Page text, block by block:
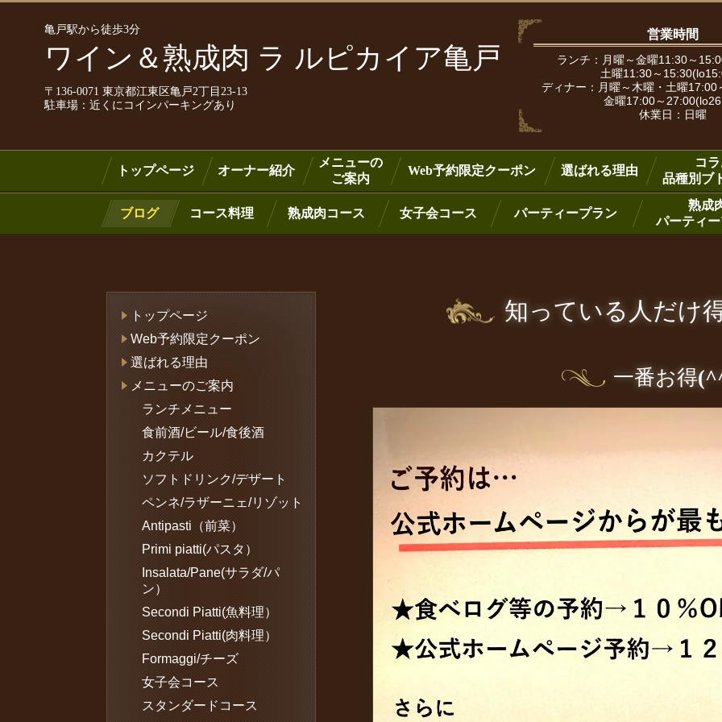
亀戸駅から徒歩3分
ワイン＆熟成肉 ラ ルピカイア亀戸
〒136-0071 東京都江東区亀戸2丁目23-13
駐車場：近くにコインパーキングあり
営業時間
ランチ：月曜～金曜11:30～
土曜11:30～
ディナー：月曜～木曜・土曜
金曜17:00～
休業日：日曜
トップページ オーナー紹介
メニューの
ご案内
Web予約限定クーポン 選ばれる理由
コ
品種別ブ
ブログ コース料理 熟成肉コース 女子会コース パーティープラン
熟成
パーティ
知っている人だけ
一番お得
トップページ
Web予約限定クーポン
選ばれる理由
メニューのご案内
ランチメニュー
食前酒/ビール/食後酒
カクテル
ソフトドリンク/デザート
ペンネ/ラザーニェ/リゾット
Antipasti（前菜）
Primi piatti(パスタ）
Insalata/Pane(サラダ/パ
ン）
Secondi Piatti(魚料理）
Secondi Piatti(肉料理）
Formaggi/チーズ
女子会コース
スタンダードコース